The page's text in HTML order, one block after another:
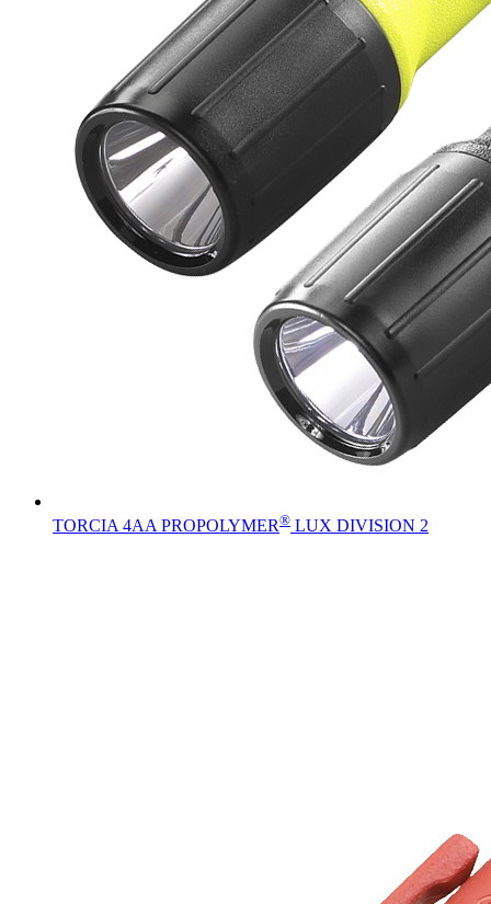
TORCIA 4AA PROPOLYMER® LUX DIVISION 2